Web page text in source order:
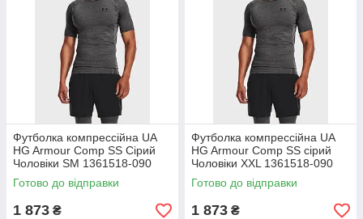
Футболка компрессійна UA
HG Armour Comp SS Сірий
Чоловіки SM 1361518-090
Готово до відправки
1 873 ₴
Футболка компрессійна UA
HG Armour Comp SS сірий
Чоловіки XXL 1361518-090
Готово до відправки
1 873 ₴